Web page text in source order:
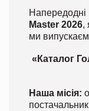
Напередодні
Master 2026,
ми
«Каталог
Наша місія: